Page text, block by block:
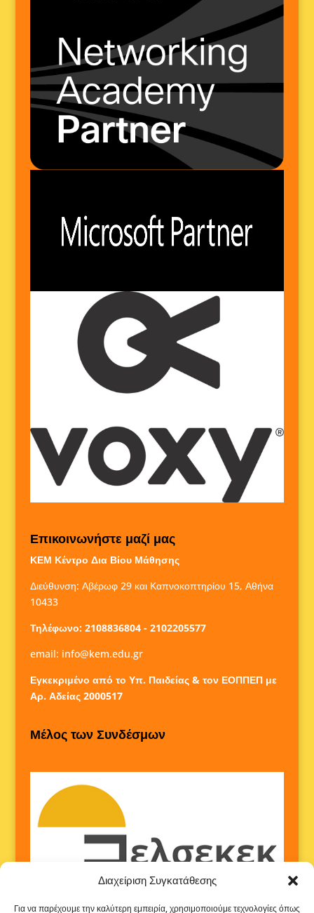
Διαχείριση Συγκατάθεσης
Για να παρέχουμε την καλύτερη εμπειρία, χρησιμοποιούμε τεχνολογίες όπως
Επικοινωνήστε μαζί μας
ΚΕΜ Κέντρο Δια Βίου Μάθησης
Διεύθυνση: Αβέρωφ 29 και Καπνοκοπτηρίου 15, Αθήνα
10433
Τηλέφωνο: 2108836804 - 2102205577
email: info@kem.edu.gr
Εγκεκριμένο από το Υπ. Παιδείας & τον ΕΟΠΠΕΠ με
Αρ. Αδείας 2000517
Μέλος των Συνδέσμων